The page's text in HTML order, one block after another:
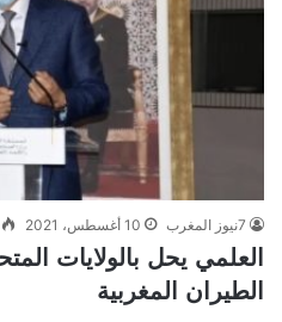
7نيوز المغرب 10 أغسطس، 2021
العلمي يحل بالولايات
الطيران المغربية